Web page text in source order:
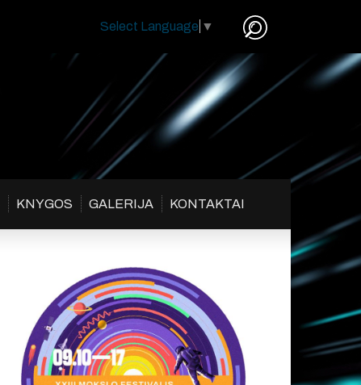
Select Language ▼
KNYGOS GALERIJA KONTAKTAI